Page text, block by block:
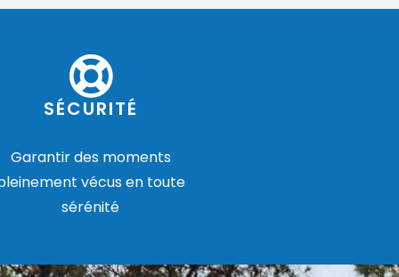
SÉCURITÉ
Garantir des moments
vécus en toute
sérénité